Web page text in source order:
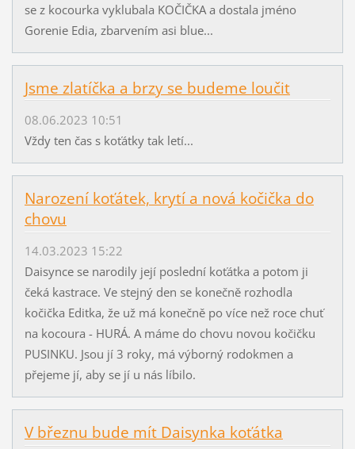
se z kocourka vyklubala KOČIČKA a dostala jméno
Gorenie Edia, zbarvením asi blue...
Jsme zlatíčka a brzy se budeme loučit
08.06.2023 10:51
Vždy ten čas s koťátky tak letí...
Narození koťátek, krytí a nová kočička do
chovu
14.03.2023 15:22
Daisynce se narodily její poslední koťátka a potom ji
čeká kastrace. Ve stejný den se konečně rozhodla
kočička Editka, že už má konečně po více než roce chuť
na kocoura - HURÁ. A máme do chovu novou kočičku
PUSINKU. Jsou jí 3 roky, má výborný rodokmen a
přejeme jí, aby se jí u nás líbilo.
V březnu bude mít Daisynka koťátka